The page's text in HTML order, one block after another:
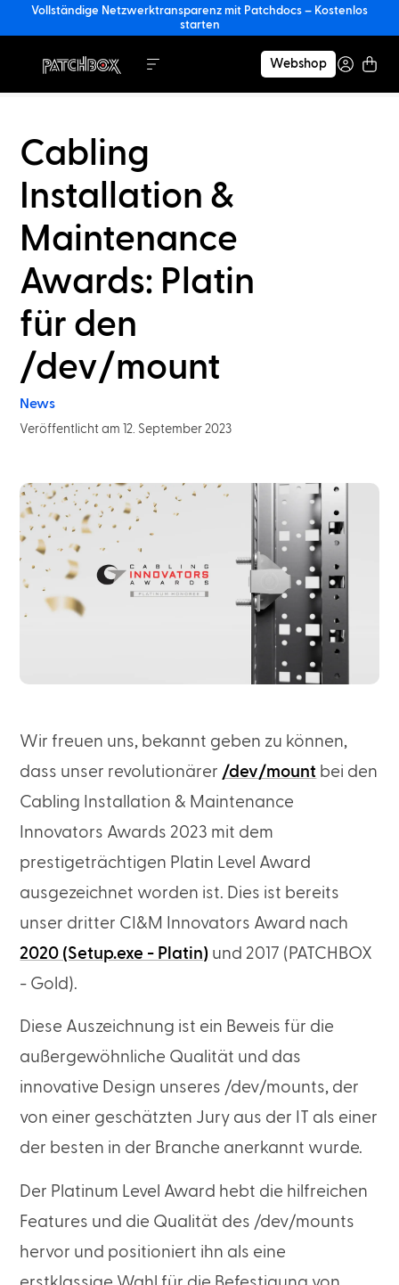
Vollständige Netzwerktransparenz mit Patchdocs – Kostenlos
starten
Webshop
Cabling
Installation &
Maintenance
Awards: Platin
für den
/dev/mount
News
Veröffentlicht am 12. September 2023
Wir freuen uns, bekannt geben zu können,
dass unser revolutionärer /dev/mount bei den
Cabling Installation & Maintenance
Innovators Awards 2023 mit dem
prestigeträchtigen Platin Level Award
ausgezeichnet worden ist. Dies ist bereits
unser dritter CI&M Innovators Award nach
2020 (Setup.exe - Platin) und 2017 (PATCHBOX
- Gold).
Diese Auszeichnung ist ein Beweis für die
außergewöhnliche Qualität und das
innovative Design unseres /dev/mounts, der
von einer geschätzten Jury aus der IT als einer
der besten in der Branche anerkannt wurde.
Der Platinum Level Award hebt die hilfreichen
Features und die Qualität des /dev/mounts
hervor und positioniert ihn als eine